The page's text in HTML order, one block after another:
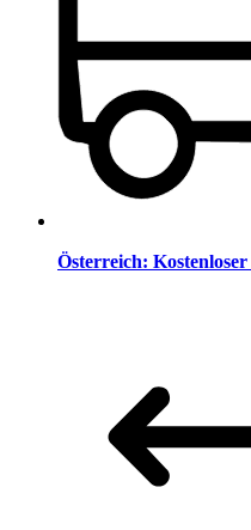
Österreich: